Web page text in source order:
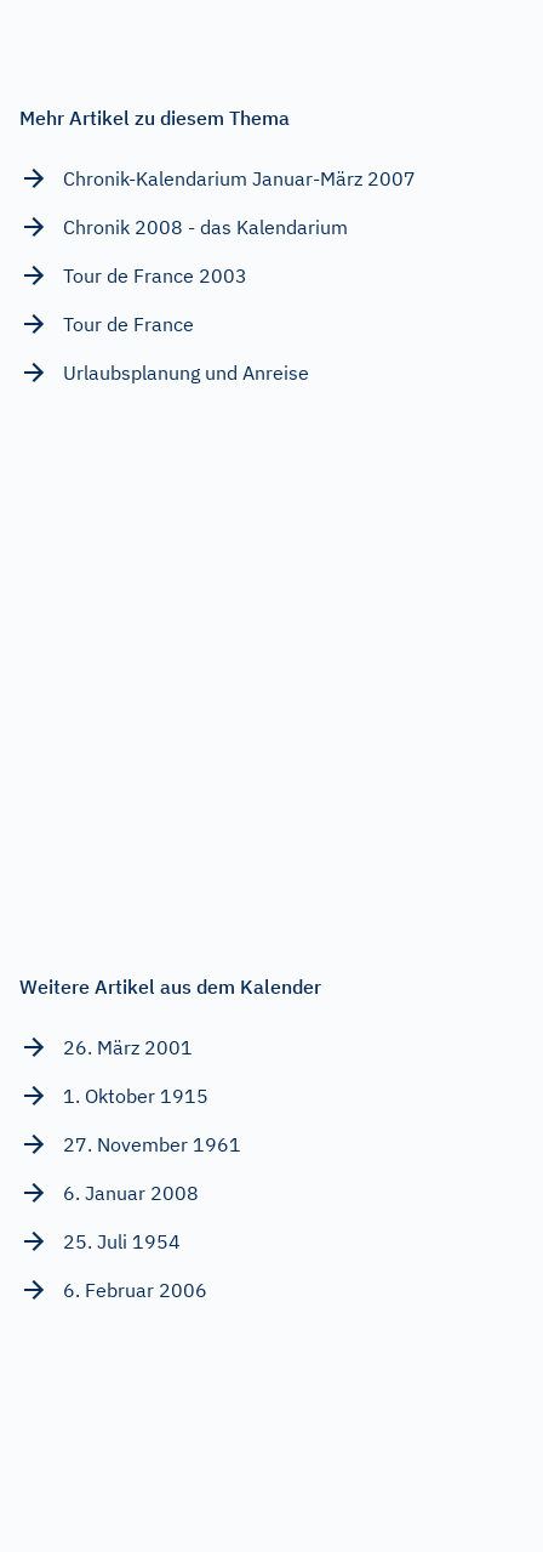
Mehr Artikel zu diesem Thema
Chronik-Kalendarium Januar-März 2007
Chronik 2008 - das Kalendarium
Tour de France 2003
Tour de France
Urlaubsplanung und Anreise
Weitere Artikel aus dem Kalender
26. März 2001
1. Oktober 1915
27. November 1961
6. Januar 2008
25. Juli 1954
6. Februar 2006